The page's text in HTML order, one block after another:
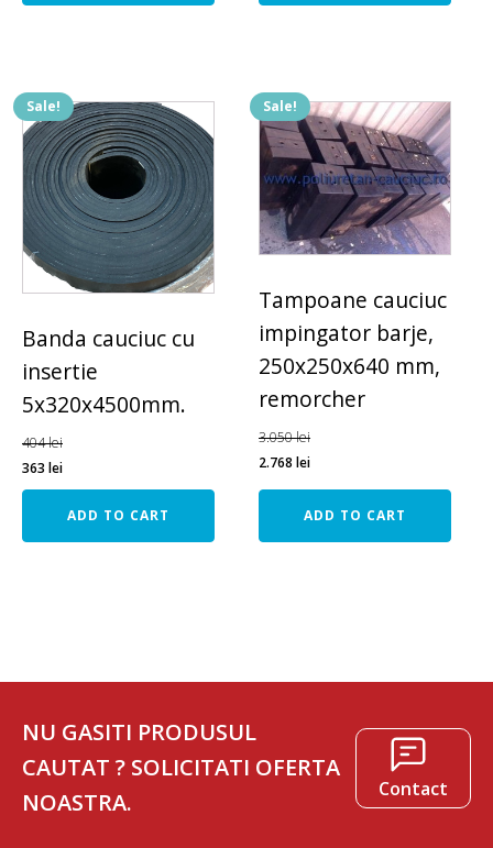
Sale!
Banda cauciuc cu
insertie
5x320x4500mm.
404lei
363 lei
ADD TO CART
Sale!
Tampoane cauciuc
impingator barje,
250x250x640 mm,
remorcher
3.050lei
2.768lei
ADD TO CART
NU GASITI PRODUSUL
CAUTAT ? SOLICITATI OFERTA
NOASTRA.
Contact